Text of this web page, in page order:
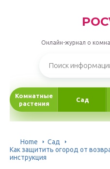
Онлайн-журнал о
Комнатные
растения
Сад
Home
Сад
Как защитить огород от
инструкция